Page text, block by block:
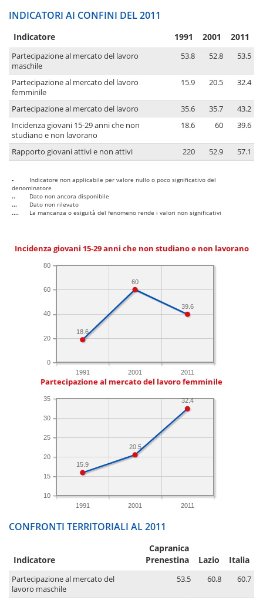
INDICATORI AI CONFINI DEL 2011
Indicatore 1991 2001 2011
Partecipazione al mercato del lavoro
maschile
53.8 52.8 53.5
Partecipazione al mercato del lavoro
femminile
15.9 20.5 32.4
Partecipazione al mercato del lavoro 35.6 35.7
43.2
Incidenza giovani 15-29 anni che non
studiano e non lavorano
18.6 60 39.6
Rapporto giovani attivi e non attivi 220 52.9 57.1
-
Indicatore non applicabile per valore nullo o poco significativo del
denominatore
..
Dato non ancora disponibile
...
Dato non rilevato
....
La mancanza o esiguità del fenomeno rende i valori non significativi
Incidenza giovani 15-29 anni che non studiano e non lavorano
1991 2001 2011
0
20
40
60
80
39.6
60
18.6
Partecipazione al mercato del lavoro femminile
1991 2001 2011
10
15
20
25
30
35 32.4
20.5
15.9
CONFRONTI TERRITORIALI AL 2011
Indicatore
Capranica
Prenestina
Lazio Italia
Partecipazione al mercato del
lavoro maschile
53.5 60.8 60.7